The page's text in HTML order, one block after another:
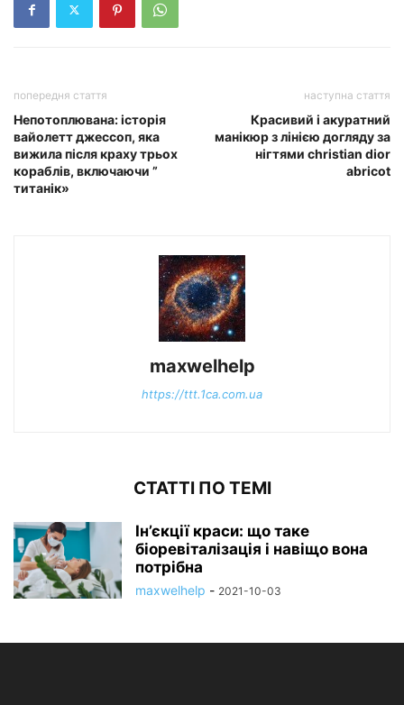
попередня стаття
Непотоплювана: історія
вайолетт джессоп, яка
вижила після краху трьох
кораблів, включаючи ”
титанік»
наступна стаття
Красивий і акуратний
манікюр з лінією догляду за
нігтями christian dior
abricot
maxwelhelp
https://ttt.1ca.com.ua
СТАТТІ ПО ТЕМІ
Ін’єкції краси: що таке
біоревіталізація і навіщо вона
потрібна
maxwelhelp - 2021-10-03